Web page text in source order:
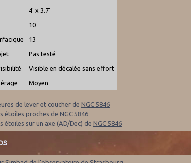
4' x 3.7'
10
13
Pas testé
Visible en décalée sans effort
Moyen
de lever et coucher deNGC 5846
étoiles proches deNGC 5846
étoiles sur un axe (AD/Dec) deNGC 5846